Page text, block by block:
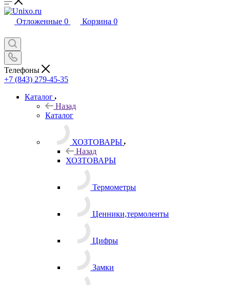
Отложенные 0 Корзина 0
Телефоны
+7 (843) 279-45-35
Каталог
Назад
Каталог
ХОЗТОВАРЫ
Назад
ХОЗТОВАРЫ
Термометры
Ценники,термоленты
Цифры
Замки